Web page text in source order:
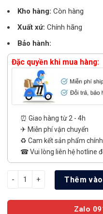
Kho hàng: Còn hàng
Xuất xứ: Chính hãng
Bảo hành:
Đặc quyền khi mua hàng:
⏰ Giao hàng từ 2 - 4h
✈ Miễn phí vận chuyển
♻️ Cam kết sản phẩm
☎ Vui lòng liên hệ hotline
Tủ đông 4 cánh Darling
Thêm
Zalo